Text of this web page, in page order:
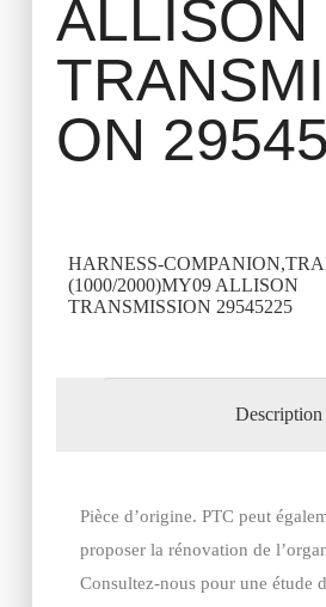
ALLISON
ON
HARNESS-
(1000/2000)MY09 ALLISON
TRANSMISSION 29545225
Description
Pièce d’origine. PTC peut
proposer la rénovation de
Consultez-nous pour une étude